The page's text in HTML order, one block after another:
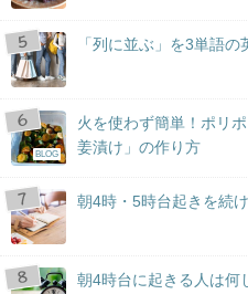
「列に並ぶ」を3単語の
BLOG
火を使わず簡単！ポリ
姜漬け」の作り方
朝4時・5時台起きを続
朝4時台に起きる人は何